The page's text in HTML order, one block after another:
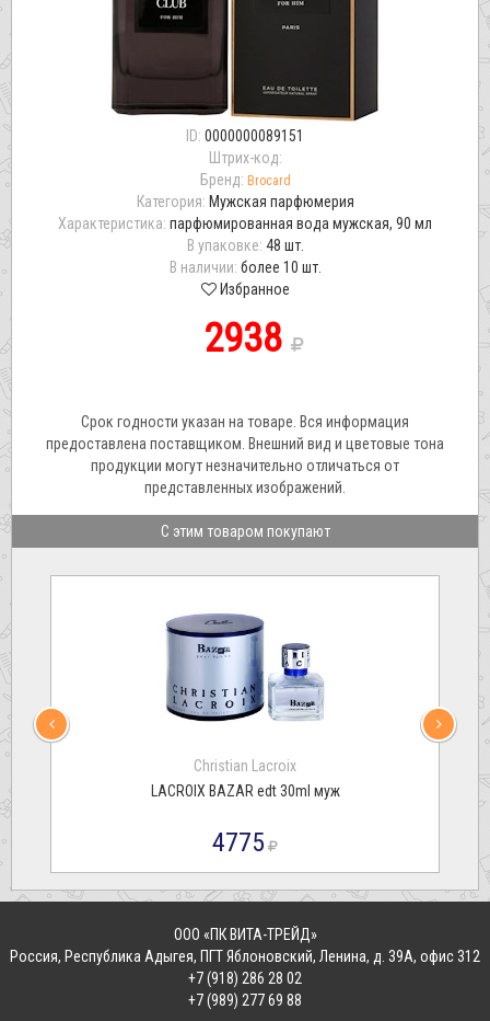
ID: 0000000089151
Штрих-код:
Бренд: Brocard
Категория: Мужская парфюмерия
Характеристика: парфюмированная вода мужская, 90 мл
В упаковке: 48 шт.
В наличии: более 10 шт.
Избранное
2938
Срок годности указан на товаре. Вся информация
предоставлена поставщиком. Внешний вид и цветовые тона
продукции могут незначительно отличаться от
представленных изображений.
С этим товаром покупают
Christian Lacroix
LACROIX BAZAR edt 30ml муж
4775
ООО «ПК ВИТА-ТРЕЙД»
Россия, Республика Адыгея, ПГТ Яблоновский, Ленина, д. 39А, офис 312
+7 (918) 286 28 02
+7 (989) 277 69 88